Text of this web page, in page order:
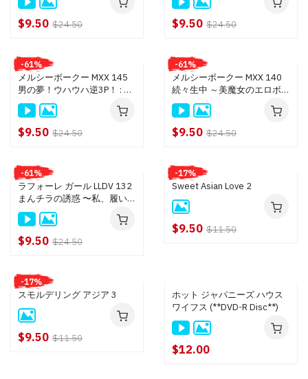
$9.50 $24.50 $9.50 $24.50
-61%
メルシーボークー MXX 145
男の夢！ウハウハ逆3P！ : 小
川桃果, 玲奈, 上山奈々, 今田
美鈴
$9.50 $24.50
-61%
メルシーボークー MXX 140
続々生中 ～美魔女のエロボデ
ィを味わい尽くす～ : 今田美
玲
$9.50 $24.50
-61%
ラフォーレ ガール LLDV 132
まんチラの誘惑 〜私、履いて
ません！〜 : 細田さなえ
$9.50 $24.50
-17%
Sweet Asian Love 2
$9.50 $11.50
-17%
スモルデリング アジア 3
$9.50 $11.50
ホット ジャパニーズ ハウス
ワイフス (**DVD-R Disc**)
$12.00